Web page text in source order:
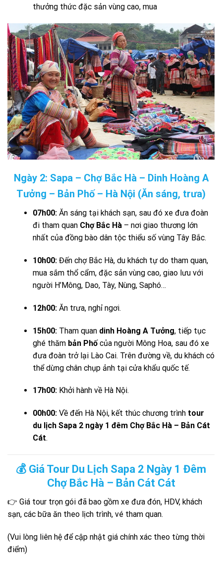
thưởng thức đặc sản vùng cao, mua
Ngày 2: Sapa – Chợ Bắc Hà – Dinh Hoàng A
Tưởng – Bản Phố – Hà Nội (Ăn sáng, trưa)
07h00:Ăn sáng tại khách sạn, sau đó xe đưa đoàn
đi tham quan Chợ Bắc Hà– nơi giao thương lớn
nhất của đồng bào dân tộc thiểu số vùng Tây Bắc.
10h00:Đến chợ Bắc Hà, du khách tự do tham quan,
mua sắm thổ cẩm, đặc sản vùng cao, giao lưu với
người H’Mông, Dao, Tày, Nùng, Saphó…
12h00:Ăn trưa, nghỉ ngơi.
15h00:Tham quan dinh Hoàng A Tưởng, tiếp tục
ghé thăm bản Phốcủa người Mông Hoa, sau đó xe
đưa đoàn trở lại Lào Cai. Trên đường về, du khách có
thể dừng chân chụp ảnh tại cửa khẩu quốc tế.
17h00:Khởi hành về Hà Nội.
00h00:Về đến Hà Nội, kết thúc chương trình tour
du lịch Sapa 2 ngày 1 đêm Chợ Bắc Hà – Bản Cát
Cát.
💰 Giá Tour Du Lịch Sapa 2 Ngày 1 Đêm
Chợ Bắc Hà – Bản Cát Cát
👉 Giá tour trọn gói đã bao gồm xe đưa đón, HDV, khách
sạn, các bữa ăn theo lịch trình, vé tham quan.
(Vui lòng liên hệ để cập nhật giá chính xác theo từng thời
điểm)